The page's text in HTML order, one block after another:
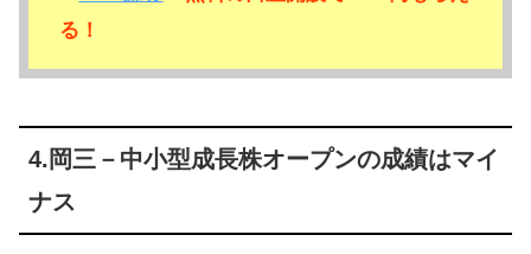
る！
4.岡三－中小型成長株オープンの成績はマイ
ナス